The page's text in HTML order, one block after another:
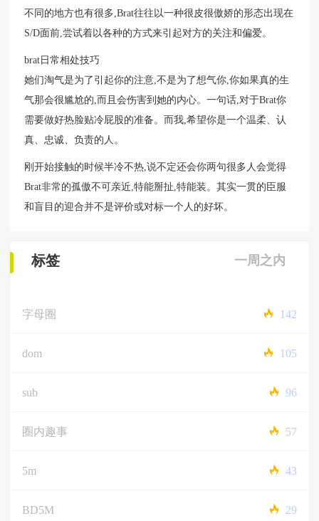
不同的地方也有很多,Brat往往以一种很皮很傲娇的形态出现在
S/D面前,尝试着以各种的方式来引起对方的关注和偏爱。
brat日常相处技巧
她们淘气是为了引起你的注意,不是为了想气你,你如果真的生
气那会很尴尬的,而且会伤害到她的内心。一句话,对于Brat你
需要做好热脸贴冷屁股的准备。而我,希望你是一个温柔、认
真、忠诚、负责的人。
刚开始接触的时候半冷不热,说不定还会你两句很多人会觉得
Brat非常的孤傲不可亲近,特能掰扯,特能装。其实一贯的臣服
和盲目的迎合并不是评价或对标一个人的好坏。
标签 一周之内
字母圈 142
dom 105
sub 96
圈内趣事 57
5m 43
BD5M 29